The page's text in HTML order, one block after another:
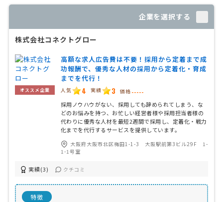
企業を選択する
株式会社コネクトグロー
オススメ企業
高額な求人広告費は不要！採用から定着まで成
功報酬で、優秀な人材の採用から定着化・育成
までを代行！
人気 4 実績 3 価格 -----
採用ノウハウがない、採用しても辞められてしまう、な
どのお悩みを持つ、お忙しい経営者様や採用担当者様の
代わりに優秀な人材を最短2週間で採用し、定着化・戦力
化までを代行するサービスを提供しています。
大阪府大阪市北区梅田1-1-3 大阪駅前第3ビル29F 1-
1-1号室
実績(3) クチコミ
特徴